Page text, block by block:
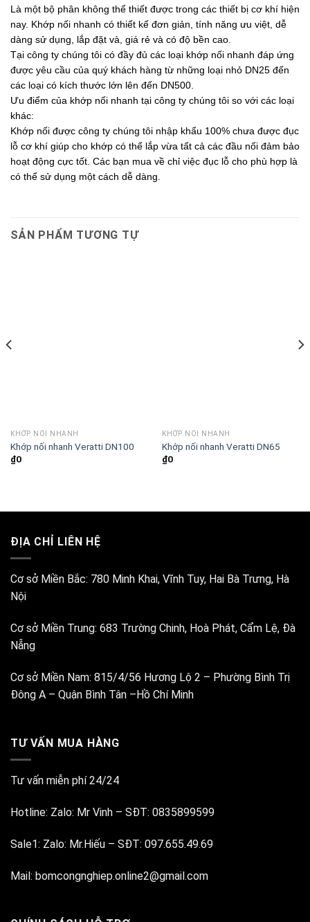
Là một bộ phân không thể thiết được trong các thiết bị cơ khí hiện
nay. Khớp nối nhanh có thiết kế đơn giản, tính năng ưu việt, dễ
dàng sử dụng, lắp đặt và, giá rẻ và có độ bền cao.
Tại công ty chúng tôi có đầy đủ các loại khớp nối nhanh đáp ứng
được yêu cầu của quý khách hàng từ những loại nhỏ DN25 đến
các loại có kích thước lớn lên đến DN500.
Ưu điểm của khớp nối nhanh tại công ty chúng tôi so với các loại
khác:
Khớp nối được công ty chúng tôi nhập khẩu 100% chưa được đục
lỗ cơ khí giúp cho khớp có thể lắp vừa tất cả các đầu nối đảm bảo
hoạt động cực tốt. Các bạn mua về chỉ việc đục lỗ cho phù hợp là
có thể sử dụng một cách dễ dàng.
SẢN PHẨM TƯƠNG TỰ
KHỚP NỐI NHANH
Khớp nối nhanh Veratti DN100
₫0
KHỚP NỐI NHANH
Khớp nối nhanh Veratti DN65
₫0
ĐỊA CHỈ LIÊN HỆ
Cơ sở Miền Bắc: 780 Minh Khai, Vĩnh Tuy, Hai Bà Trưng, Hà
Nội
Cơ sở Miền Trung: 683 Trường Chinh, Hoà Phát, Cẩm Lệ, Đà
Nẵng
Cơ sở Miền Nam: 815/4/56 Hương Lộ 2 – Phường Bình Trị
Đông A – Quận Bình Tân –Hồ Chí Minh
TƯ VẤN MUA HÀNG
Tư vấn miễn phí 24/24
Hotline: Zalo: Mr Vinh – SĐT: 0835899599
Sale1: Zalo: Mr.Hiếu – SĐT: 097.655.49.69
Mail: bomcongnghiep.online2@gmail.com